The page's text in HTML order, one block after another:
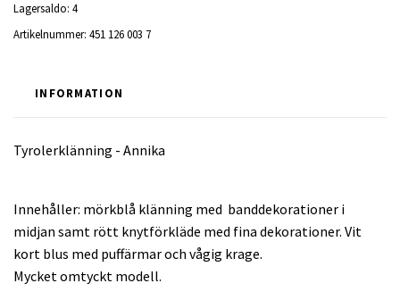
Lagersaldo: 4
Artikelnummer: 451 126 003 7
INFORMATION
Tyrolerklänning - Annika
Innehåller: mörkblå klänning med banddekorationer i
midjan samt rött knytförkläde med fina dekorationer. Vit
kort blus med puffärmar och vågig krage.
Mycket omtyckt modell.